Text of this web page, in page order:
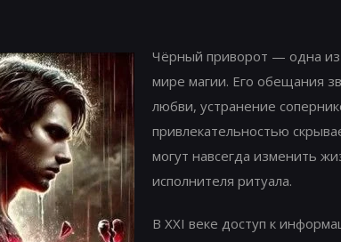
Чёрный приворот — одна из
мире магии. Его обещания
любви, устранение
привлекательностью
могут навсегда изменить
исполнителя ритуала.
В XXI веке доступ к